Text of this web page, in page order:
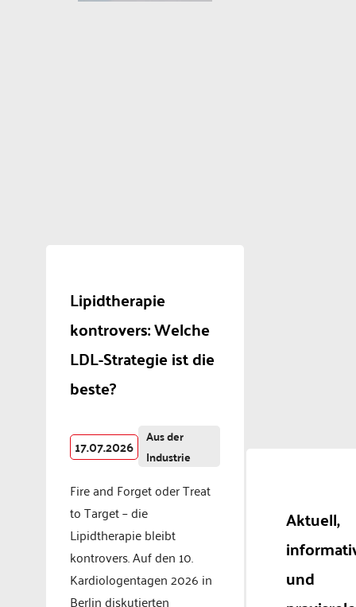
Lipidtherapie
kontrovers: Welche
LDL-Strategie ist die
beste?
17.07.2026
Aus der
Industrie
Fire and Forget oder Treat
to Target – die
Lipidtherapie bleibt
kontrovers. Auf den 10.
Kardiologentagen 2026 in
Berlin diskutierten
Aktuell,
und